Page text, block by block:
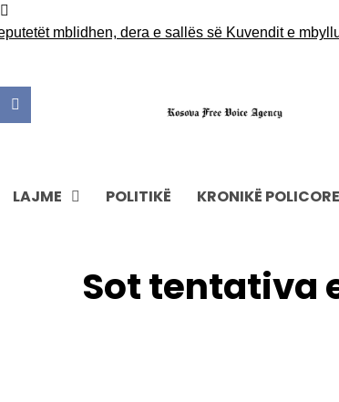
Skip
to
mblidhen, dera e sallës së Kuvendit e mbyllur
LAJME POLITIKË KRONIKË POLICORE
Sot tentativa